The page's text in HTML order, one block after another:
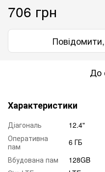
706 грн
До
Характеристики
Діагональ
12.4"
Оперативна
пам
6 ГБ
Вбудована пам
128GB